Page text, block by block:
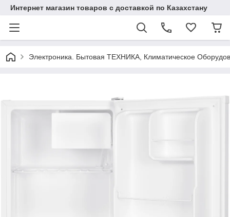
Интернет магазин товаров с доставкой по Казахстану
Электроника. Бытовая ТЕХНИКА, Климатическое